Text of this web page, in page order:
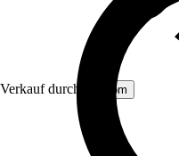
Verkauf durch: Aosom